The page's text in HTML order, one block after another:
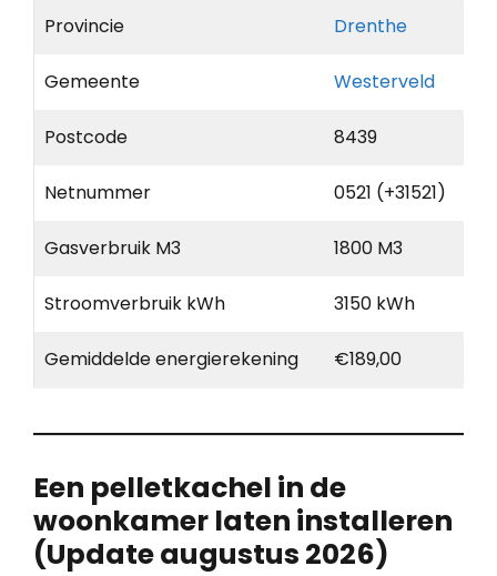
Provincie Drenthe
Gemeente Westerveld
Postcode 8439
Netnummer 0521 (+31521)
Gasverbruik M3 1800 M3
Stroomverbruik kWh 3150 kWh
Gemiddelde energierekening €189,00
Een pelletkachel in de
woonkamer laten installeren
(Update augustus 2026)